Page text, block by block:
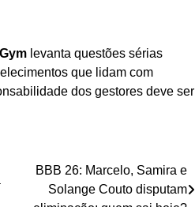
levanta questões sérias
que lidam com
dos gestores deve ser
BBB 26: Marcelo, Samira e
Solange Couto disputam